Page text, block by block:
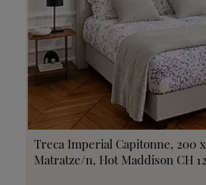
Treca Imperial Capitonne, 200
Matratze/n, Hot Maddison CH